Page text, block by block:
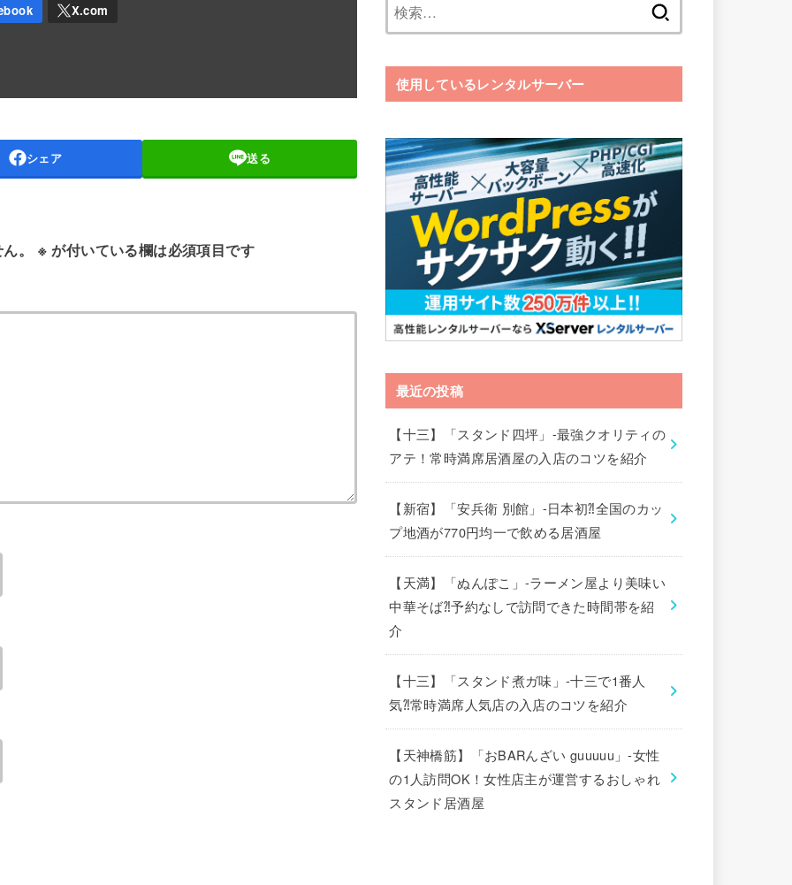
シェア 送る
。 ※が付いている欄は必須項目です
使用しているレンタルサーバー
最近の投稿
【十三】「スタンド四坪」-最強クオリティの
アテ！常時満席居酒屋の入店のコツを紹介
【新宿】「安兵衛 別館」-日本初⁈全国のカッ
プ地酒が770円均一で飲める居酒屋
【天満】「ぬんぽこ」-ラーメン屋より美味い
中華そば⁈予約なしで訪問できた時間帯を紹
介
【十三】「スタンド煮ガ味」-十三で1番人
気⁈常時満席人気店の入店のコツを紹介
【天神橋筋】「おBARんざい guuuuu」-女性
の1人訪問OK！女性店主が運営するおしゃれ
スタンド居酒屋